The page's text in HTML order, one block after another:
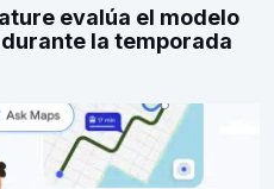
evalúa el modelo
durante la temporada